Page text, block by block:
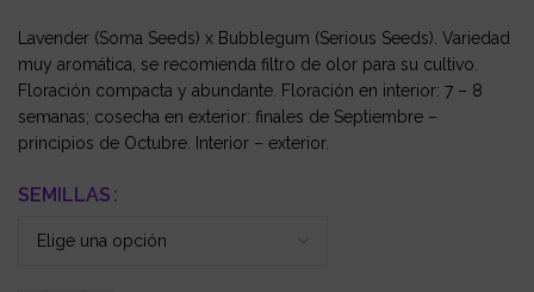
Lavender (Soma Seeds) x Bubblegum (Serious Seeds). Variedad
muy aromática, se recomienda filtro de olor para su cultivo.
Floración compacta y abundante. Floración en interior: 7 – 8
semanas; cosecha en exterior: finales de Septiembre –
principios de Octubre. Interior – exterior.
SEMILLAS